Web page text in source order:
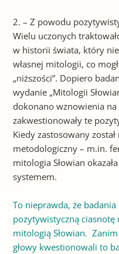
2. – Z powodu
Wielu uczonych
w historii świata, który nie
własnej mitologii, co
„niższości”. Dopiero
wydanie „Mitologii
dokonano wznowienia
zakwestionowały te
Kiedy zastosowany
metodologiczny – m.in.
mitologia Słowian
systemem.
To nieprawda, że
pozytywistyczną ciasnotę
mitologią Słowian.
głowy kwestionowali to